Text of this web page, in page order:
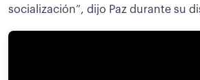
socialización”, dijo Paz durante su